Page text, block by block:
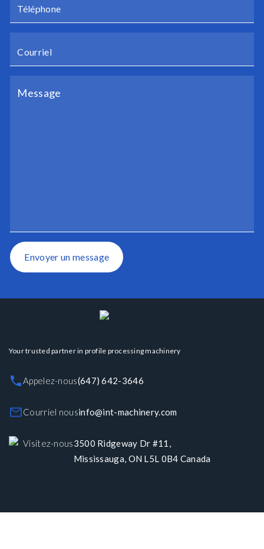
Envoyer un message
Your trusted partner in profile processing machinery
Appelez-nous(647) 642-3646
Courriel nousinfo@int-machinery.com
Visitez-nous3500 Ridgeway Dr #11,
Mississauga, ON L5L 0B4 Canada